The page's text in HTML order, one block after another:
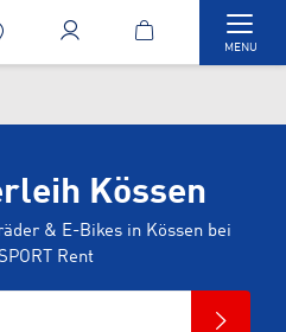
MENU
Kössen
& E-Bikes in Kössen bei
Rent